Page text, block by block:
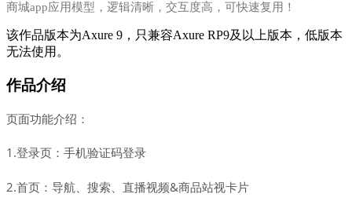
商城app应用模型，逻辑清晰，交互度高，可快速复用！
该作品版本为Axure 9，只兼容Axure RP9及以上版本，低版本
无法使用。
作品介绍
页面功能介绍：
1.登录页：手机验证码登录
2.首页：导航、搜索、直播视频&商品站视卡片